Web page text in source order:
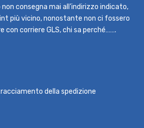
consegna mai all’indirizzo indicato,
più vicino, nonostante non ci fossero
con corriere GLS, chi sa perché…….
della spedizione